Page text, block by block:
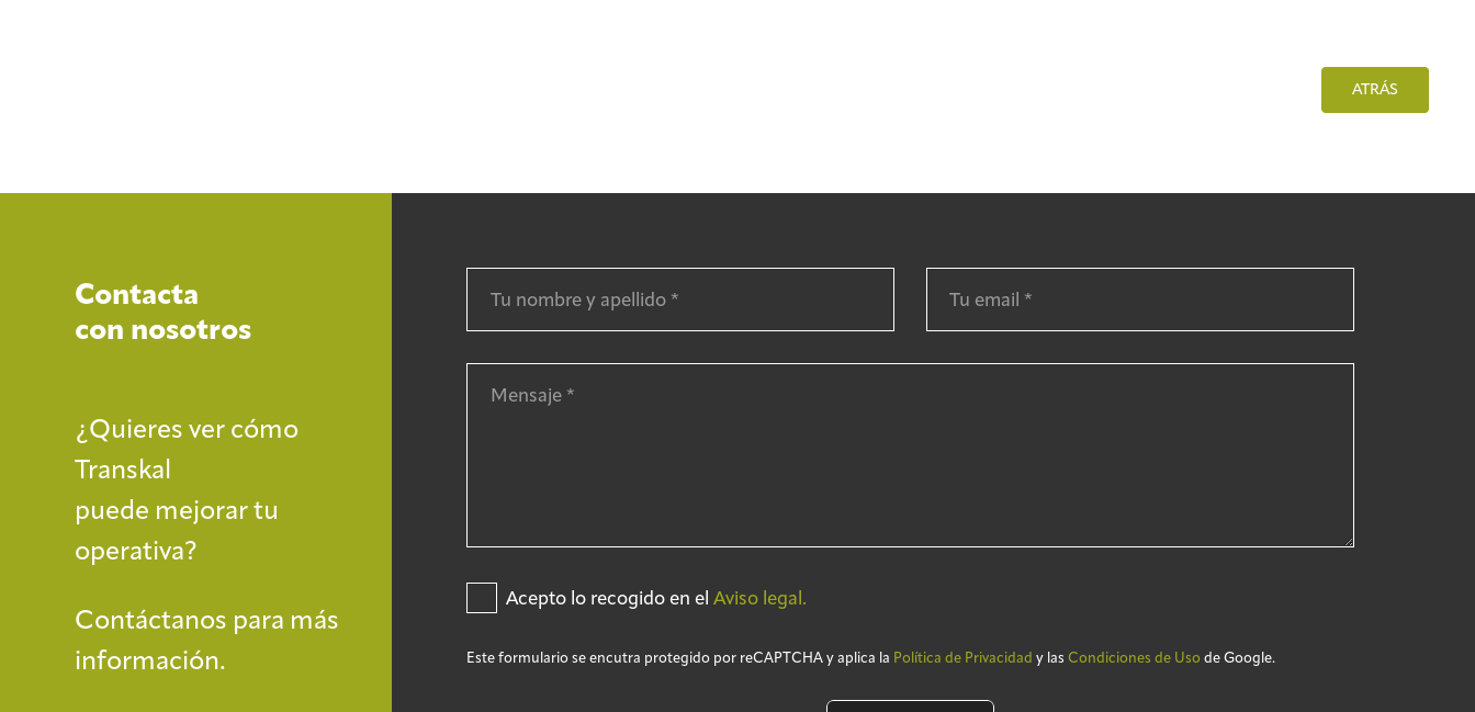
ATRÁS
Contacta
con nosotros
¿Quieres ver cómo
Transkal
puede mejorar tu
operativa?
Contáctanos para más
información.
Acepto lo recogido en elAviso legal.
Este formulario se encutra protegido por reCAPTCHA y aplica la Política de Privacidad y las Condiciones de Uso de Google.